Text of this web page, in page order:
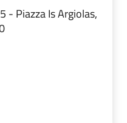
- Piazza Is Argiolas,